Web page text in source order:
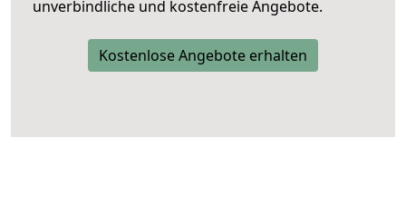
unverbindliche und kostenfreie Angebote.
Kostenlose Angebote erhalten